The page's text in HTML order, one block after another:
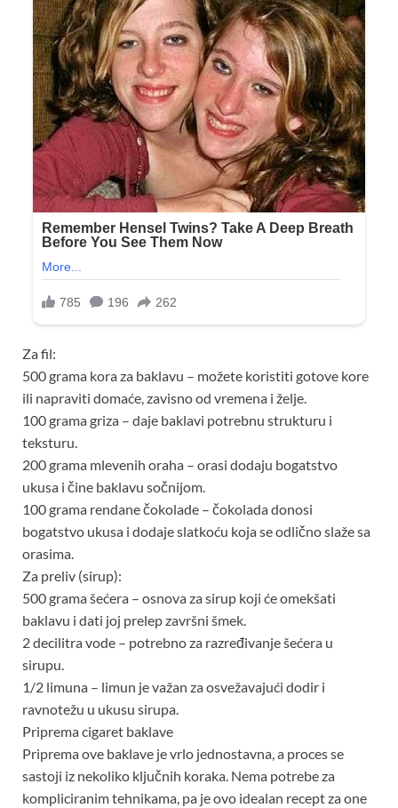
Za fil:
500 grama kora za baklavu – možete koristiti gotove kore
ili napraviti domaće, zavisno od vremena i želje.
100 grama griza – daje baklavi potrebnu strukturu i
teksturu.
200 grama mlevenih oraha – orasi dodaju bogatstvo
ukusa i čine baklavu sočnijom.
100 grama rendane čokolade – čokolada donosi
bogatstvo ukusa i dodaje slatkoću koja se odlično slaže sa
orasima.
Za preliv (sirup):
500 grama šećera – osnova za sirup koji će omekšati
baklavu i dati joj prelep završni šmek.
2 decilitra vode – potrebno za razređivanje šećera u
sirupu.
1/2 limuna – limun je važan za osvežavajući dodir i
ravnotežu u ukusu sirupa.
Priprema cigaret baklave
Priprema ove baklave je vrlo jednostavna, a proces se
sastoji iz nekoliko ključnih koraka. Nema potrebe za
kompliciranim tehnikama, pa je ovo idealan recept za one